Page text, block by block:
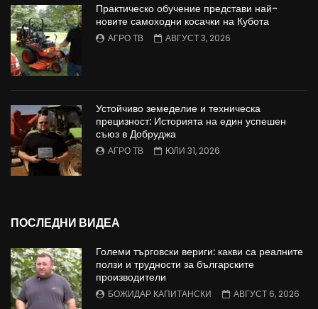
Практическо обучение представи най-
новите самоходни косачки на Кубота
АГРО ТВ АВГУСТ 3, 2026
Устойчиво земеделие и техническа
прецизност: Историята на един успешен
съюз в Добруджа
АГРО ТВ ЮЛИ 31, 2026
ПОСЛЕДНИ ВИДЕА
Големи търговски вериги: какви са реалните
ползи и трудности за българските
производители
БОЖИДАР КАПИТАНСКИ АВГУСТ 6, 2026